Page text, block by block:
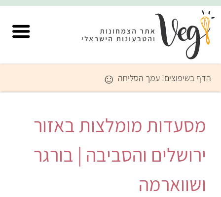
הדף בשיפוצים! עמך הסליחה ☺
מסעדות מומלצות באזור
ירושלים והסביבה | בורגר
ושווארמה